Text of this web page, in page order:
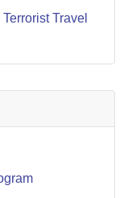
Travel